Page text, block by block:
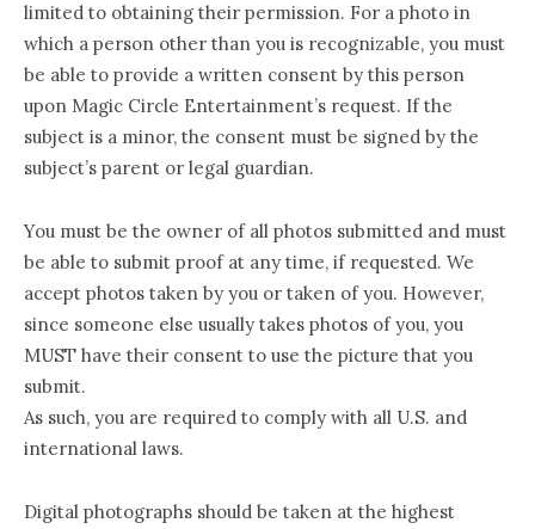
limited to obtaining their permission. For a photo in
which a person other than you is recognizable, you must
be able to provide a written consent by this person
upon Magic Circle Entertainment’s request. If the
subject is a minor, the consent must be signed by the
subject’s parent or legal guardian.
You must be the owner of all photos submitted and must
be able to submit proof at any time, if requested. We
accept photos taken by you or taken of you. However,
since someone else usually takes photos of you, you
MUST have their consent to use the picture that you
submit.
As such, you are required to comply with all U.S. and
international laws.
Digital photographs should be taken at the highest